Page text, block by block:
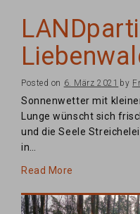
Posted on 6. März 2021 by
Sonnenwetter mit
Lunge wünscht sich
und die Seele
in…
Read More